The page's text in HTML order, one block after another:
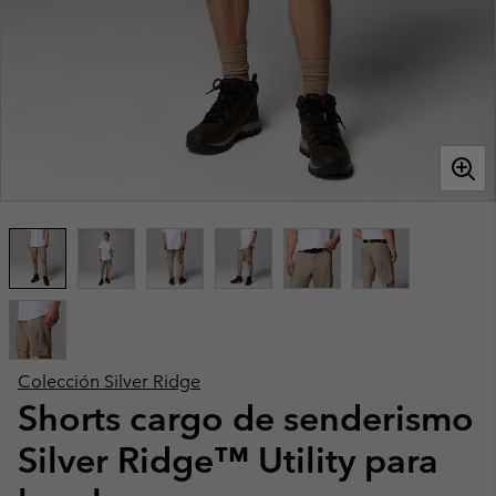
Colección Silver Ridge
Shorts cargo de senderismo
Silver Ridge™ Utility para